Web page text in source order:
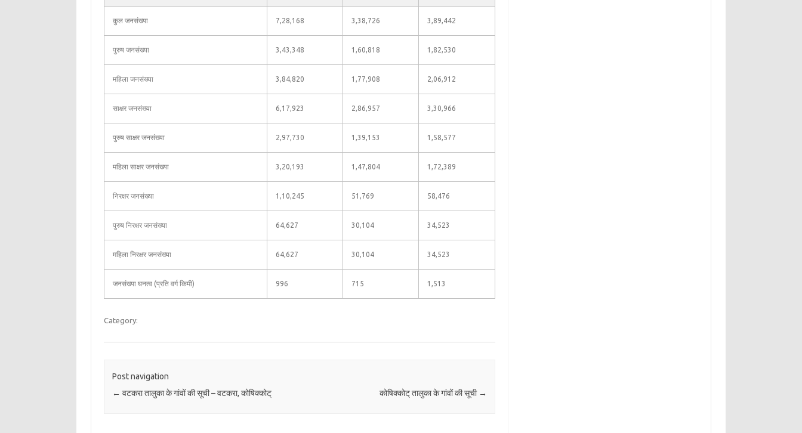
कुल जनसंख्या 7,28,168 3,38,726 3,89,442
पुरुष जनसंख्या 3,43,348 1,60,818 1,82,530
महिला जनसंख्या 3,84,820 1,77,908 2,06,912
साक्षर जनसंख्या 6,17,923 2,86,957 3,30,966
पुरुष साक्षर जनसंख्या 2,97,730 1,39,153 1,58,577
महिला साक्षर जनसंख्या 3,20,193 1,47,804 1,72,389
निरक्षर जनसंख्या 1,10,245 51,769 58,476
पुरुष निरक्षर जनसंख्या 64,627 30,104 34,523
महिला निरक्षर जनसंख्या 64,627 30,104 34,523
जनसंख्या घनत्व (प्रति वर्ग किमी) 996 715 1,513
Category:
Post navigation
← वटकरा तालुका के गांवों की सूची – वटकरा, कोषिक्कोट् कोषिक्कोट् तालुका के गांवों की सूची →